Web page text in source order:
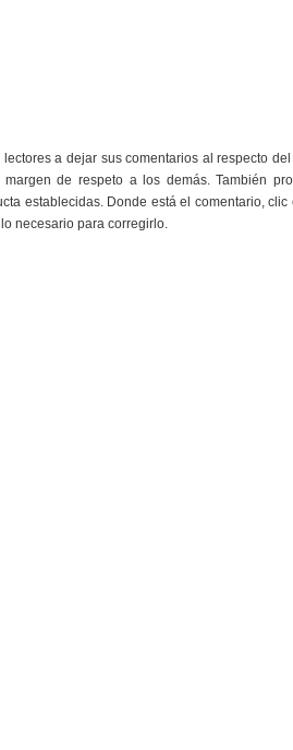
a dejar sus comentarios al respecto
de respeto a los demás. También
establecidas. Donde está el comentario, clic
necesario para corregirlo.